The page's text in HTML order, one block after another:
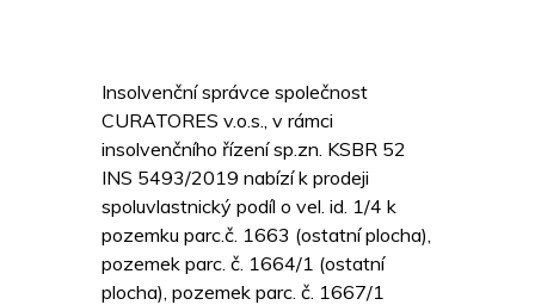
Insolvenční správce společnost
CURATORES v.o.s., v rámci
insolvenčního řízení sp.zn. KSBR 52
INS 5493/2019 nabízí k prodeji
spoluvlastnický podíl o vel. id. 1/4 k
pozemku parc.č. 1663 (ostatní plocha),
pozemek parc. č. 1664/1 (ostatní
plocha), pozemek parc. č. 1667/1